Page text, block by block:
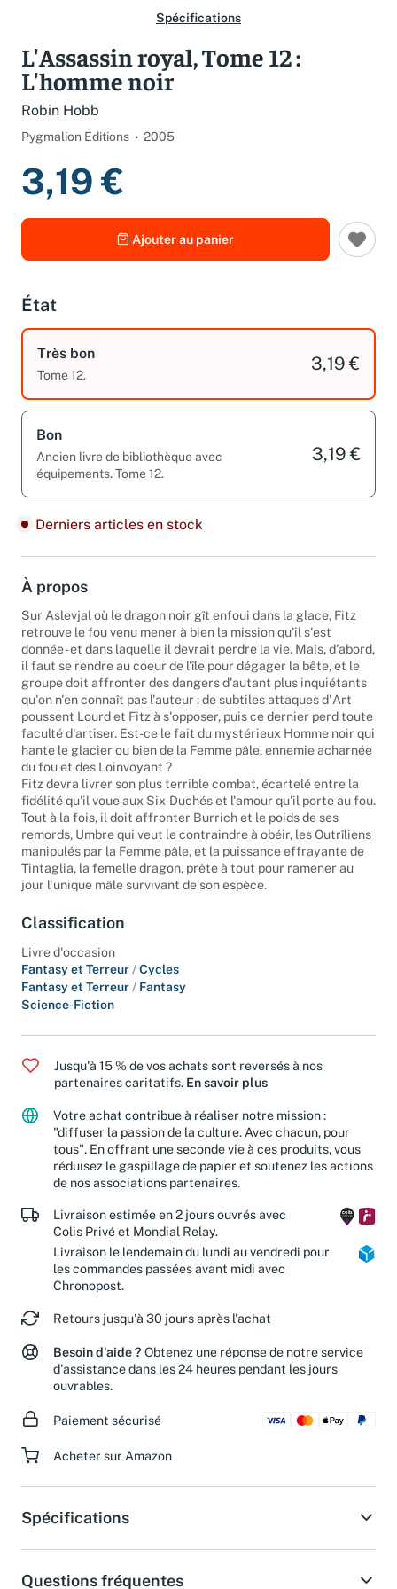
L'Assassin royal, Tome 12 :
L'homme noir
3,19 €
Ajouter au panier
État
Très bon 3,19 €
Ancien livre de bibliothèque avec
3,19 €
À propos
Sur Aslevjal où le dragon noir gît enfoui dans la glace, Fitz
retrouve le fou venu mener à bien la mission qu'il s'est
donnée - et dans laquelle il devrait perdre la vie. Mais, d'abord,
il faut se rendre au coeur de l'île pour dégager la bête, et le
groupe doit affronter des dangers d'autant plus inquiétants
qu'on n'en connaît pas l'auteur : de subtiles attaques d'Art
poussent Lourd et Fitz à s'opposer, puis ce dernier perd toute
faculté d'artiser. Est-ce le fait du mystérieux Homme noir qui
hante le glacier ou bien de la Femme pâle, ennemie acharnée
du fou et des Loinvoyant ?
Fitz devra livrer son plus terrible combat, écartelé entre la
fidélité qu'il voue aux Six-Duchés et l'amour qu'il porte au fou.
Tout à la fois, il doit affronter Burrich et le poids de ses
remords, Umbre qui veut le contraindre à obéir, les Outrîliens
manipulés par la Femme pâle, et la puissance effrayante de
Tintaglia, la femelle dragon, prête à tout pour ramener au
jour l'unique mâle survivant de son espèce.
Classification
Livre d'occasion
Fantasy et Terreur / Cycles
Fantasy et Terreur
Jusqu'à 15 % de vos achats sont reversés à nos
partenaires caritatifs.
En savoir plus
Votre achat contribue à réaliser notre mission :
"diffuser la passion de la culture. Avec chacun, pour
tous". En offrant une seconde vie à ces produits, vous
réduisez le gaspillage de papier et soutenez les actions
de nos associations partenaires.
Livraison estimée en 2 jours ouvrés avec
Colis Privé et Mondial Relay.
Livraison le lendemain du lundi au vendredi pour
les commandes passées avant midi avec
Retours jusqu'à 30 jours après l'achat
Besoin d'aide ?Obtenez une réponse de notre service
d'assistance dans les 24 heures pendant les jours
Spécifications